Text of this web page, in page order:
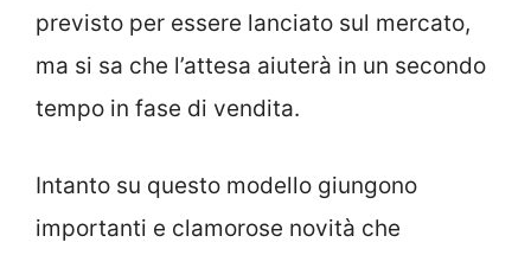
previsto per essere lanciato sul mercato,
ma si sa che l’attesa aiuterà in un secondo
tempo in fase di vendita.
Intanto su questo modello giungono
importanti e clamorose novità che